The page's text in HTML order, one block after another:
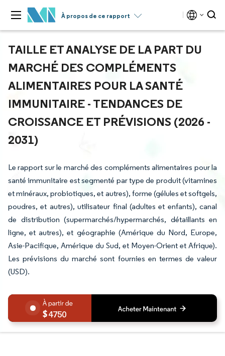
À propos de ce rapport
TAILLE ET ANALYSE DE LA PART DU
MARCHÉ DES COMPLÉMENTS
ALIMENTAIRES POUR LA SANTÉ
IMMUNITAIRE - TENDANCES DE
CROISSANCE ET PRÉVISIONS (2026 -
2031)
Le rapport sur le marché des compléments alimentaires pour la
santé immunitaire est segmenté par type de produit (vitamines
et minéraux, probiotiques, et autres), forme (gélules et softgels,
poudres, et autres), utilisateur final (adultes et enfants), canal
de distribution (supermarchés/hypermarchés, détaillants en
ligne, et autres), et géographie (Amérique du Nord, Europe,
Asie-Pacifique, Amérique du Sud, et Moyen-Orient et Afrique).
Les prévisions du marché sont fournies en termes de valeur
(USD).
4750